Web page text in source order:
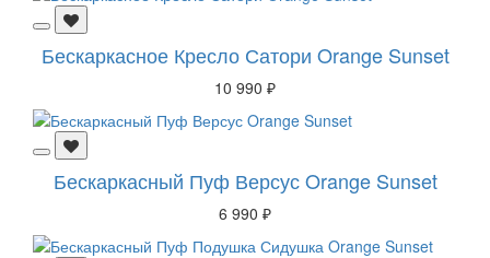
Бескаркасное Кресло Сатори Orange Sunset
10 990 ₽
Бескаркасный Пуф Версус Orange Sunset
6 990 ₽